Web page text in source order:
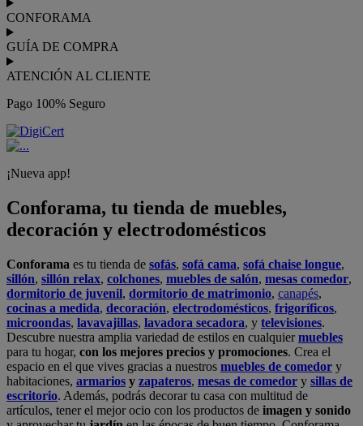
CONFORAMA
GUÍA DE COMPRA
ATENCIÓN AL CLIENTE
Pago 100% Seguro
¡Nueva app!
Conforama, tu tienda de muebles,
decoración y electrodomésticos
Conforama es tu tienda de sofás, sofá cama, sofá chaise longue,
sillón, sillón relax, colchones, muebles de salón, mesas comedor,
dormitorio de juvenil, dormitorio de matrimonio, canapés,
cocinas a medida, decoración, electrodomésticos, frigoríficos,
microondas, lavavajillas, lavadora secadora, y televisiones.
Descubre nuestra amplia variedad de estilos en cualquiermuebles
para tu hogar, con los mejores precios y promociones. Crea el
espacio en el que vives gracias a nuestros muebles de comedor y
habitaciones, armarios y zapateros, mesas de comedor y sillas de
escritorio. Además, podrás decorar tu casa con multitud de
artículos, tener el mejor ocio con los productos de imagen y sonido